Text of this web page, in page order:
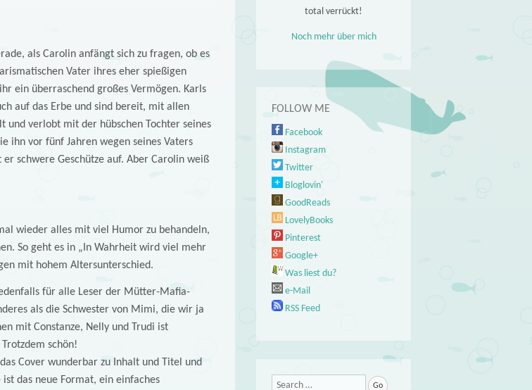
als Carolin anfängt sich zu fragen, ob es
Vater ihres eher spießigen
ein überraschend großes Vermögen. Karls
auf das Erbe und sind bereit, mit allen
und verlobt mit der hübschen Tochter seines
ihn vor fünf Jahren wegen seines Vaters
schwere Geschütze auf. Aber Carolin weiß
wieder alles mit viel Humor zu behandeln,
So geht es in „In Wahrheit wird viel mehr
mit hohem Altersunterschied.
für alle Leser der Mütter-Mafia-
als die Schwester von Mimi, die wir ja
mit Constanze, Nelly und Trudi ist
schön!
Cover wunderbar zu Inhalt und Titel und
das neue Format, ein einfaches
total verrückt!
Noch mehr über mich
FOLLOW ME
Facebook
Instagram
Twitter
Bloglovin'
GoodReads
LovelyBooks
Pinterest
Google+
Was liest du?
e-Mail
RSS Feed
Search